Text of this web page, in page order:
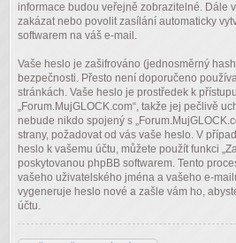
informace budou veřejně zobrazitelné. Dále
zakázat nebo povolit zasílání automaticky
softwarem na váš e-mail.
Vaše heslo je zašifrováno (jednosměrný
bezpečnosti. Přesto není doporučeno
stránkách. Vaše heslo je prostředek k
„Forum.MujGLOCK.com“, takže jej pečlivě
nebude nikdo spojený s
strany, požadovat od vás vaše heslo. V
heslo k vašemu účtu, můžete použít funkci
poskytovanou phpBB softwarem. Tento
vašeho uživatelského jména a vašeho e-
vygeneruje heslo nové a zašle vám ho,
účtu.